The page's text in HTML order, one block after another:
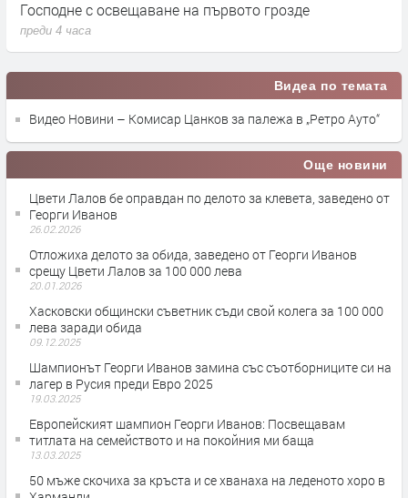
Господне с освещаване на първото грозде
преди 4 часа
Видеа по темата
Видео Новини – Комисар Цанков за палежа в „Ретро Ауто“
Още новини
Цвети Лалов бе оправдан по делото за клевета, заведено от
Георги Иванов
26.02.2026
Отложиха делото за обида, заведено от Георги Иванов
срещу Цвети Лалов за 100 000 лева
20.01.2026
Хасковски общински съветник съди свой колега за 100 000
лева заради обида
09.12.2025
Шампионът Георги Иванов замина със съотборниците си на
лагер в Русия преди Евро 2025
19.03.2025
Европейският шампион Георги Иванов: Посвещавам
титлата на семейството и на покойния ми баща
13.03.2025
50 мъже скочиха за кръста и се хванаха на леденото хоро в